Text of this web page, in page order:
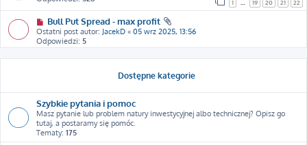
1 19 20 21 22
Bull Put Spread - max profit
Ostatni post autor: JacekD « 05 wrz 2025, 13:56
Odpowiedzi: 5
Dostępne kategorie
Szybkie pytania i pomoc
Masz pytanie lub problem natury inwestycyjnej albo technicznej? Opisz go
tutaj, a postaramy się pomóc.
Tematy: 175